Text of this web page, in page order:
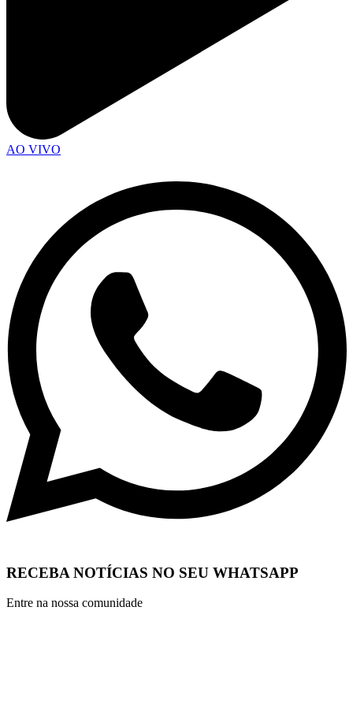
AO VIVO
RECEBA NOTÍCIAS NO SEU WHATSAPP
Entre na nossa comunidade